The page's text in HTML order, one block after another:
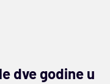
dve godine u